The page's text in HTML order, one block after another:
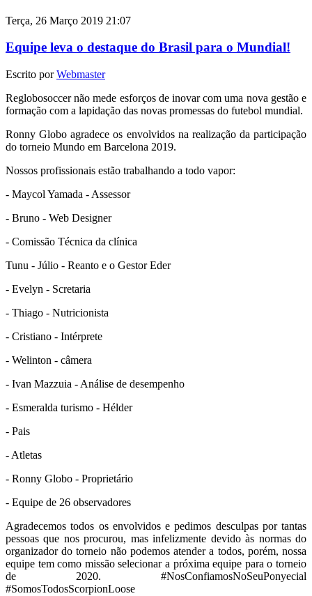
Terça, 26 Março 2019 21:07
Equipe leva o destaque do Brasil para o Mundial!
Escrito porWebmaster
Reglobosoccer não mede esforços de inovar com uma nova gestão e
formação com a lapidação das novas promessas do futebol mundial.
Ronny Globo agradece os envolvidos na realização da participação
do torneio Mundo em Barcelona 2019.
Nossos profissionais estão trabalhando a todo vapor:
- Maycol Yamada - Assessor
- Bruno - Web Designer
- Comissão Técnica da clínica
Tunu - Júlio - Reanto e o Gestor Eder
- Evelyn - Scretaria
- Thiago - Nutricionista
- Cristiano - Intérprete
- Welinton - câmera
- Ivan Mazzuia - Análise de desempenho
- Esmeralda turismo - Hélder
- Pais
- Atletas
- Ronny Globo - Proprietário
- Equipe de 26 observadores
Agradecemos todos os envolvidos e pedimos desculpas por tantas
pessoas que nos procurou, mas infelizmente devido às normas do
organizador do torneio não podemos atender a todos, porém, nossa
equipe tem como missão selecionar a próxima equipe para o torneio
de 2020. #NosConfiamosNoSeuPonyecial
#SomosTodosScorpionLoose